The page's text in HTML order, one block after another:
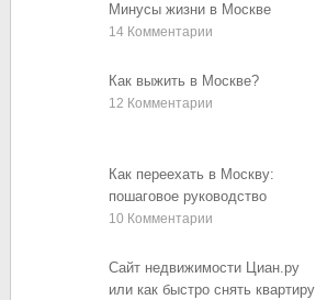
Минусы жизни в Москве
14Комментарии
Как выжить в Москве?
12 Комментарии
Как переехать в Москву:
пошаговое руководство
10 Комментарии
Сайт недвижимости Циан.ру
или как быстро снять квартиру